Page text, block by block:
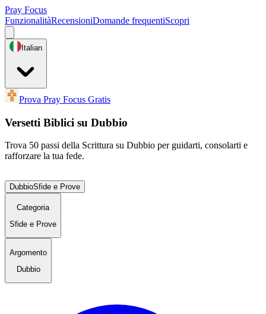
Pray Focus
FunzionalitàRecensioniDomande frequentiScopri
Italian
Prova Pray Focus Gratis
Versetti Biblici su Dubbio
Trova 50 passi della Scrittura su Dubbio per guidarti, consolarti e
rafforzare la tua fede.
DubbioSfide e Prove
Categoria
Sfide e Prove
Argomento
Dubbio